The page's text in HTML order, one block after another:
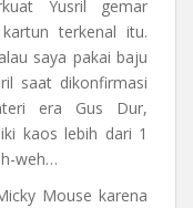
Yusril gemar
terkenal itu.
saya pakai baju
saat dikonfirmasi
era Gus Dur,
kaos lebih dari 1
weh…
Mouse karena